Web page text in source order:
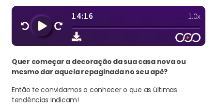
Quer começar a decoração da sua casa nova ou
mesmo dar aquela repaginada no seu apê?
Então te convidamos a conhecer o que as últimas
tendências indicam!